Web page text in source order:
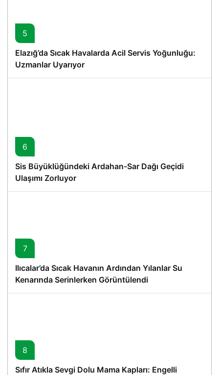
5
Elazığ’da Sıcak Havalarda Acil Servis Yoğunluğu:
Uzmanlar Uyarıyor
6
Sis Büyüklüğündeki Ardahan-Sar Dağı Geçidi
Ulaşımı Zorluyor
7
Ilıcalar’da Sıcak Havanın Ardından Yılanlar Su
Kenarında Serinlerken Görüntülendi
8
Sıfır Atıkla Sevgi Dolu Mama Kapları: Engelli